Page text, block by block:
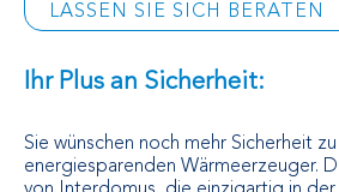
LASSEN SIE SICH BERATEN
Ihr Plus an Sicherheit:
Sie wünschen noch mehr Sicherheit
energiesparenden Wärmeerzeuger.